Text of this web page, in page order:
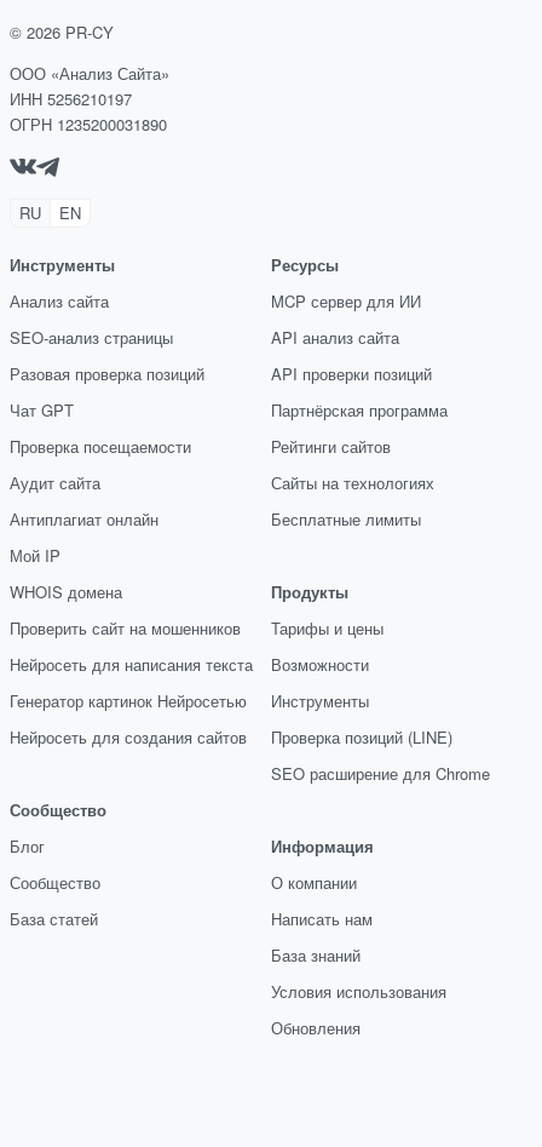
© 2026 PR-CY
ООО «Анализ Сайта»
ИНН 5256210197
ОГРН 1235200031890
RU EN
Инструменты
Анализ сайта
SEO-анализ страницы
Разовая проверка позиций
Чат GPT
Проверка посещаемости
Аудит сайта
Антиплагиат онлайн
Мой IP
WHOIS домена
Проверить сайт на мошенников
Нейросеть для написания текста
Генератор картинок Нейросетью
Нейросеть для создания сайтов
Сообщество
Блог
Сообщество
База статей
Ресурсы
MCP сервер для ИИ
API анализ сайта
API проверки позиций
Партнёрская программа
Рейтинги сайтов
Сайты на технологиях
Бесплатные лимиты
Продукты
Тарифы и цены
Возможности
Инструменты
Проверка позиций (LINE)
SEO расширение для Chrome
Информация
О компании
Написать нам
База знаний
Условия использования
Обновления